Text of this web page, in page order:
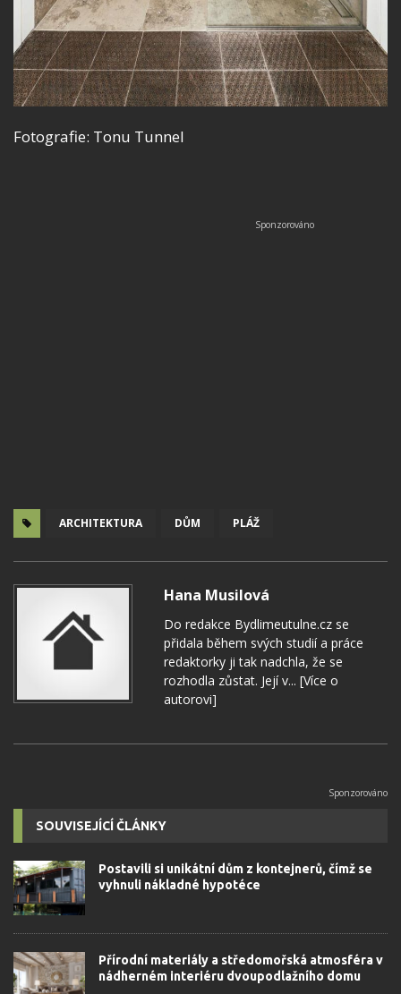
Fotografie: Tonu Tunnel
ARCHITEKTURA DŮM PLÁŽ
Hana Musilová
Do redakce Bydlimeutulne.cz se
přidala během svých studií a práce
redaktorky ji tak nadchla, že se
rozhodla zůstat. Její v... [Více o
autorovi]
SOUVISEJÍCÍ ČLÁNKY
Postavili si unikátní dům z kontejnerů, čímž se
vyhnuli nákladné hypotéce
Přírodní materiály a středomořská atmosféra v
nádherném interiéru dvoupodlažního domu